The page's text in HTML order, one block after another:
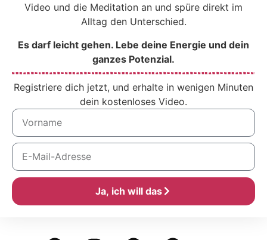
Video und die Meditation an und spüre direkt im
Alltag den Unterschied.
Es darf leicht gehen. Lebe deine Energie und dein
ganzes Potenzial.
Registriere dich jetzt, und erhalte in wenigen Minuten
dein kostenloses Video.
Ja, ich will das